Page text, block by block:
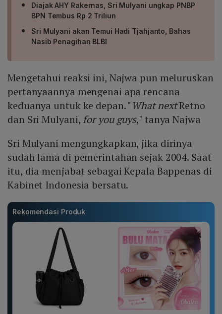
Diajak AHY Rakernas, Sri Mulyani ungkap PNBP
BPN Tembus Rp 2 Triliun
Sri Mulyani akan Temui Hadi Tjahjanto, Bahas
Nasib Penagihan BLBI
Mengetahui reaksi ini, Najwa pun meluruskan
pertanyaannya mengenai apa rencana
keduanya untuk ke depan. "What nextRetno
dan Sri Mulyani, for you guys," tanya Najwa
Sri Mulyani mengungkapkan, jika dirinya
sudah lama di pemerintahan sejak 2004. Saat
itu, dia menjabat sebagai Kepala Bappenas di
Kabinet Indonesia bersatu.
Rekomendasi Produk